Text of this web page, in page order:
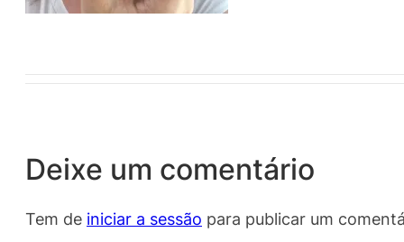
Deixe um comentário
Tem de iniciar a sessão para publicar um